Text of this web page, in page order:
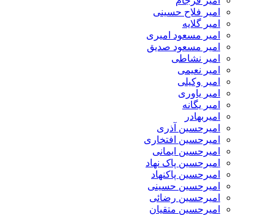
امیر فلاح حسینی
امیر گلایه
امیر مسعود امیری
امیر مسعود صدیق
امیر نشاطی
امیر نعیمی
امیر وکیلی
امیر یاوری
امیر یگانه
امیربهادر
امیرحسین آذری
امیرحسین افتخاری
امیرحسین ایمانی
امیرحسین پاک نهاد
امیرحسین پاکنهاد
امیرحسین حسینی
امیرحسین رضائی
امیرحسین متقیان